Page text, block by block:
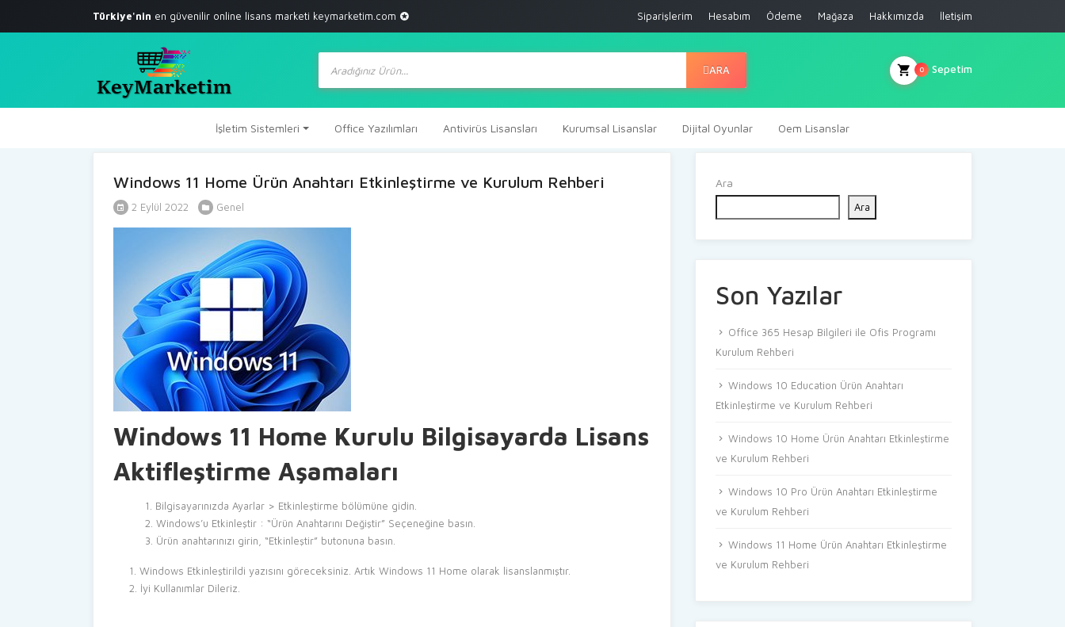
Türkiye'nin en güvenilir online lisans marketi keymarketim.com Siparişlerim Hesabım Ödeme Mağaza Hakkımızda İletişim
Products
search ARA Sepetim
0
İşletim Sistemleri Office Yazılımları Antivirüs Lisansları Kurumsal Lisanslar Dijital Oyunlar Oem Lisanslar
Windows 11 Home Ürün Anahtarı Etkinleştirme ve Kurulum Rehberi
2 Eylül 2022 Genel
Windows 11 Home Kurulu Bilgisayarda Lisans
Aktifleştirme Aşamaları
Bilgisayarınızda Ayarlar > Etkinleştirme bölümüne gidin.
Windows’u Etkinleştir : “Ürün Anahtarını Değiştir” Seçeneğine basın.
Ürün anahtarınızı girin, “Etkinleştir” butonuna basın.
Windows Etkinleştirildi yazısını göreceksiniz. Artık Windows 11 Home olarak lisanslanmıştır.
İyi Kullanımlar Dileriz.
Ara
Ara
Son Yazılar
Office 365 Hesap Bilgileri ile Ofis Programı
Kurulum Rehberi
Windows 10 Education Ürün Anahtarı
Etkinleştirme ve Kurulum Rehberi
Windows 10 Home Ürün Anahtarı Etkinleştirme
ve Kurulum Rehberi
Windows 10 Pro Ürün Anahtarı Etkinleştirme
ve Kurulum Rehberi
Windows 11 Home Ürün Anahtarı Etkinleştirme
ve Kurulum Rehberi